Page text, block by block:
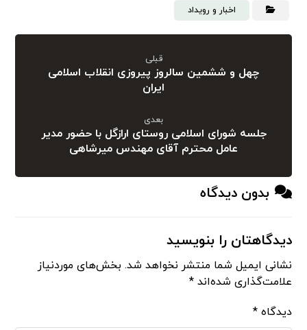
اخبار و رویداد
قبلی
چهل و ششمین سالروز پیروزی انقلاب اسلامی
ایران
بعدی
جلسه شورای اسلامی روستای ارازگل با حضور مدیر
عامل محترم آقای مهندس میرشاهی
بدون دیدگاه
دیدگاهتان را بنویسید
نشانی ایمیل شما منتشر نخواهد شد. بخش‌های موردنیاز
علامت‌گذاری شده‌اند*
دیدگاه*